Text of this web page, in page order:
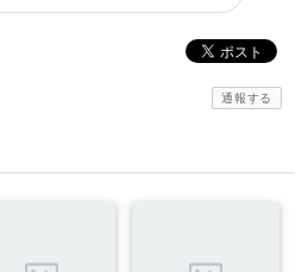
通報する